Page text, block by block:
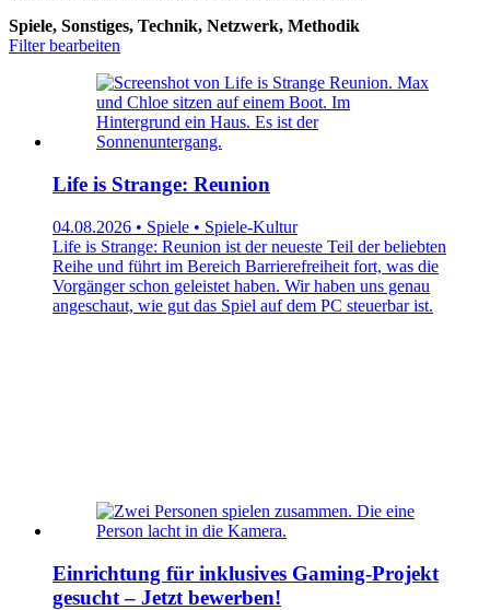
Spiele, Sonstiges, Technik, Netzwerk, Methodik
Filter bearbeiten
Life is Strange: Reunion
04.08.2026 • Spiele • Spiele-Kultur
Life is Strange: Reunion ist der neueste Teil der beliebten
Reihe und führt im Bereich Barrierefreiheit fort, was die
Vorgänger schon geleistet haben. Wir haben uns genau
angeschaut, wie gut das Spiel auf dem PC steuerbar ist.
Einrichtung für inklusives Gaming-Projekt
gesucht – Jetzt bewerben!